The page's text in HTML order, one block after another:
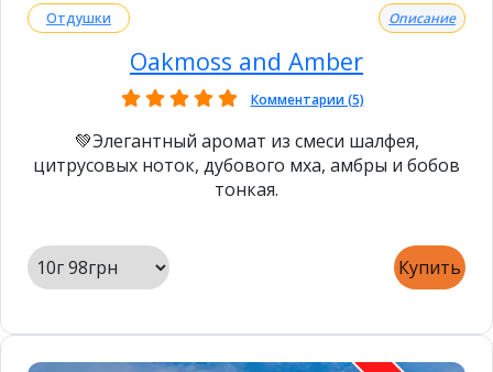
Отдушки Описание
Oakmoss and Amber
Комментарии (5)
💚Элегантный аромат из смеси шалфея,
цитрусовых ноток, дубового мха, амбры и бобов
тонкая.
Купить